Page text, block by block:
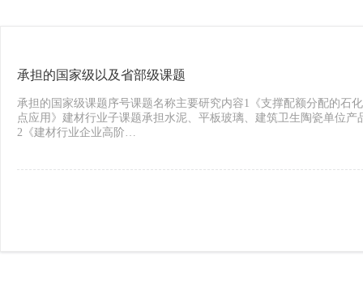
承担的国家级以及省部级课题
承担的国家级课题序号课题名称主要研究内容1《支撑配额分配的石
点应用》建材行业子课题承担水泥、平板玻璃、建筑卫生陶瓷单位
2《建材行业企业高阶…